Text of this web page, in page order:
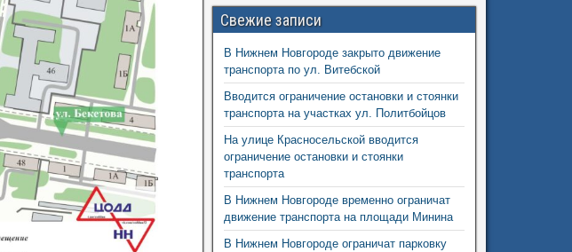
Свежие записи
В Нижнем Новгороде закрыто движение
транспорта по ул. Витебской
Вводится ограничение остановки и стоянки
транспорта на участках ул. Политбойцов
На улице Красносельской вводится
ограничение остановки и стоянки
транспорта
В Нижнем Новгороде временно ограничат
движение транспорта на площади Минина
В Нижнем Новгороде ограничат парковку